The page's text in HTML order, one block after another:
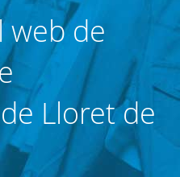
web de
Lloret de